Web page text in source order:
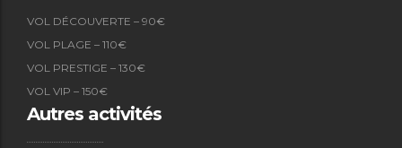
VOL DÉCOUVERTE – 90€
VOL PLAGE – 110€
VOL PRESTIGE – 130€
VOL VIP – 150€
Autres activités